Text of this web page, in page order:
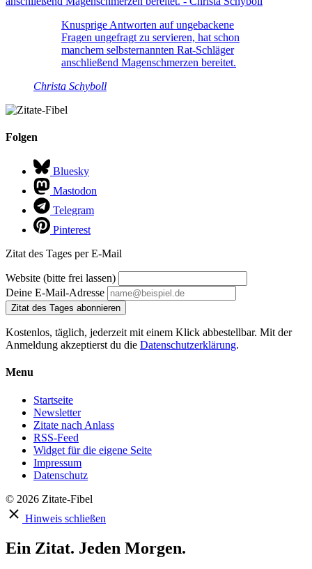
Knusprige Antworten auf ungebackene
Fragen ungefragt zu servieren, hat schon
manchem selbsternannten Rat-Schläger
anschließend Magenschmerzen bereitet.
Christa Schyboll
Folgen
Bluesky
Mastodon
Telegram
Pinterest
Zitat des Tages per E-Mail
Website (bitte frei lassen)
Deine E-Mail-Adresse
Zitat des Tages abonnieren
Kostenlos, täglich, jederzeit mit einem Klick abbestellbar. Mit der
Anmeldung akzeptierst du die Datenschutzerklärung.
Menu
Startseite
Newsletter
Zitate nach Anlass
RSS-Feed
Widget für die eigene Seite
Impressum
Datenschutz
© 2026 Zitate-Fibel
Hinweis schließen
Ein Zitat. Jeden Morgen.